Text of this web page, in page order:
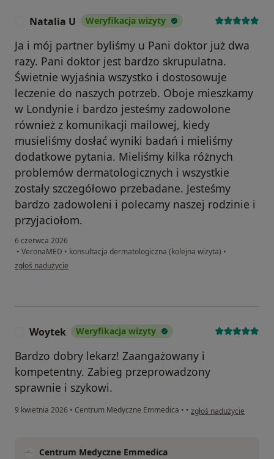
Natalia U Weryfikacja wizyty
Ja i mój partner byliśmy u Pani doktor już dwa
razy. Pani doktor jest bardzo skrupulatna.
Świetnie wyjaśnia wszystko i dostosowuje
leczenie do naszych potrzeb. Oboje mieszkamy
w Londynie i bardzo jesteśmy zadowolone
również z komunikacji mailowej, kiedy
musieliśmy dosłać wyniki badań i mieliśmy
dodatkowe pytania. Mieliśmy kilka różnych
problemów dermatologicznych i wszystkie
zostały szczegółowo przebadane. Jesteśmy
bardzo zadowoleni i polecamy naszej rodzinie i
przyjaciołom.
6 czerwca 2026
• VeronaMED • konsultacja dermatologiczna (kolejna wizyta) •
w opinii użytkownika Natalia U
zgłoś nadużycie
Woytek Weryfikacja wizyty
Bardzo dobry lekarz! Zaangażowany i
kompetentny. Zabieg przeprowadzony
sprawnie i szykowi.
9 kwietnia 2026 • Centrum Medyczne Emmedica • • w opinii użytkownika
zgłoś nadużycie
Centrum Medyczne Emmedica